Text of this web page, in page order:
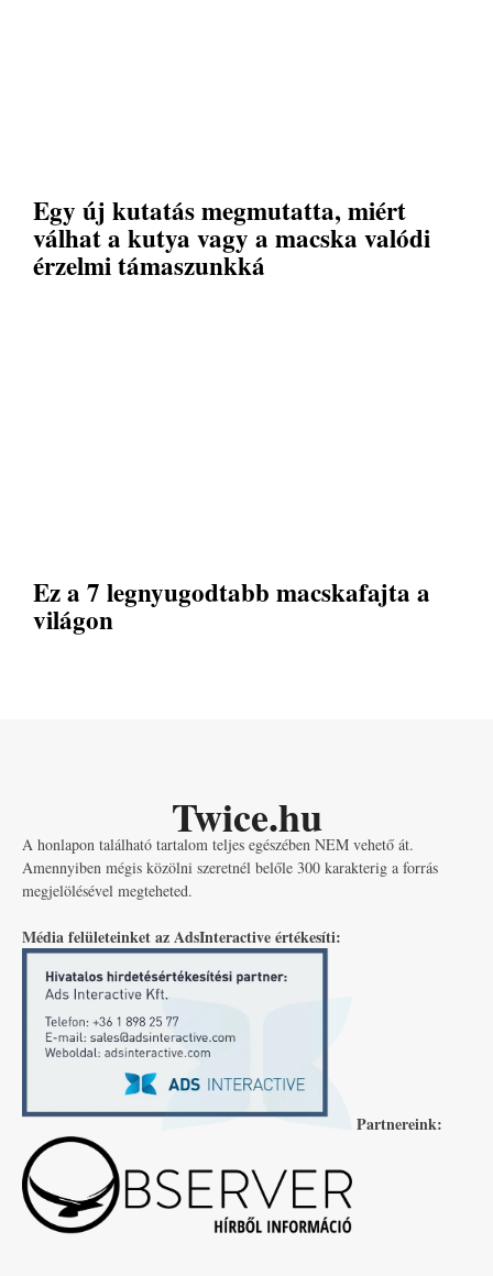
Egy új kutatás megmutatta, miért
válhat a kutya vagy a macska valódi
érzelmi támaszunkká
Ez a 7 legnyugodtabb macskafajta a
világon
Twice.hu
A honlapon található tartalom teljes egészében NEM vehető át.
Amennyiben mégis közölni szeretnél belőle 300 karakterig a forrás
megjelölésével megteheted.
Média felületeinket az AdsInteractive értékesíti:
Partnereink: